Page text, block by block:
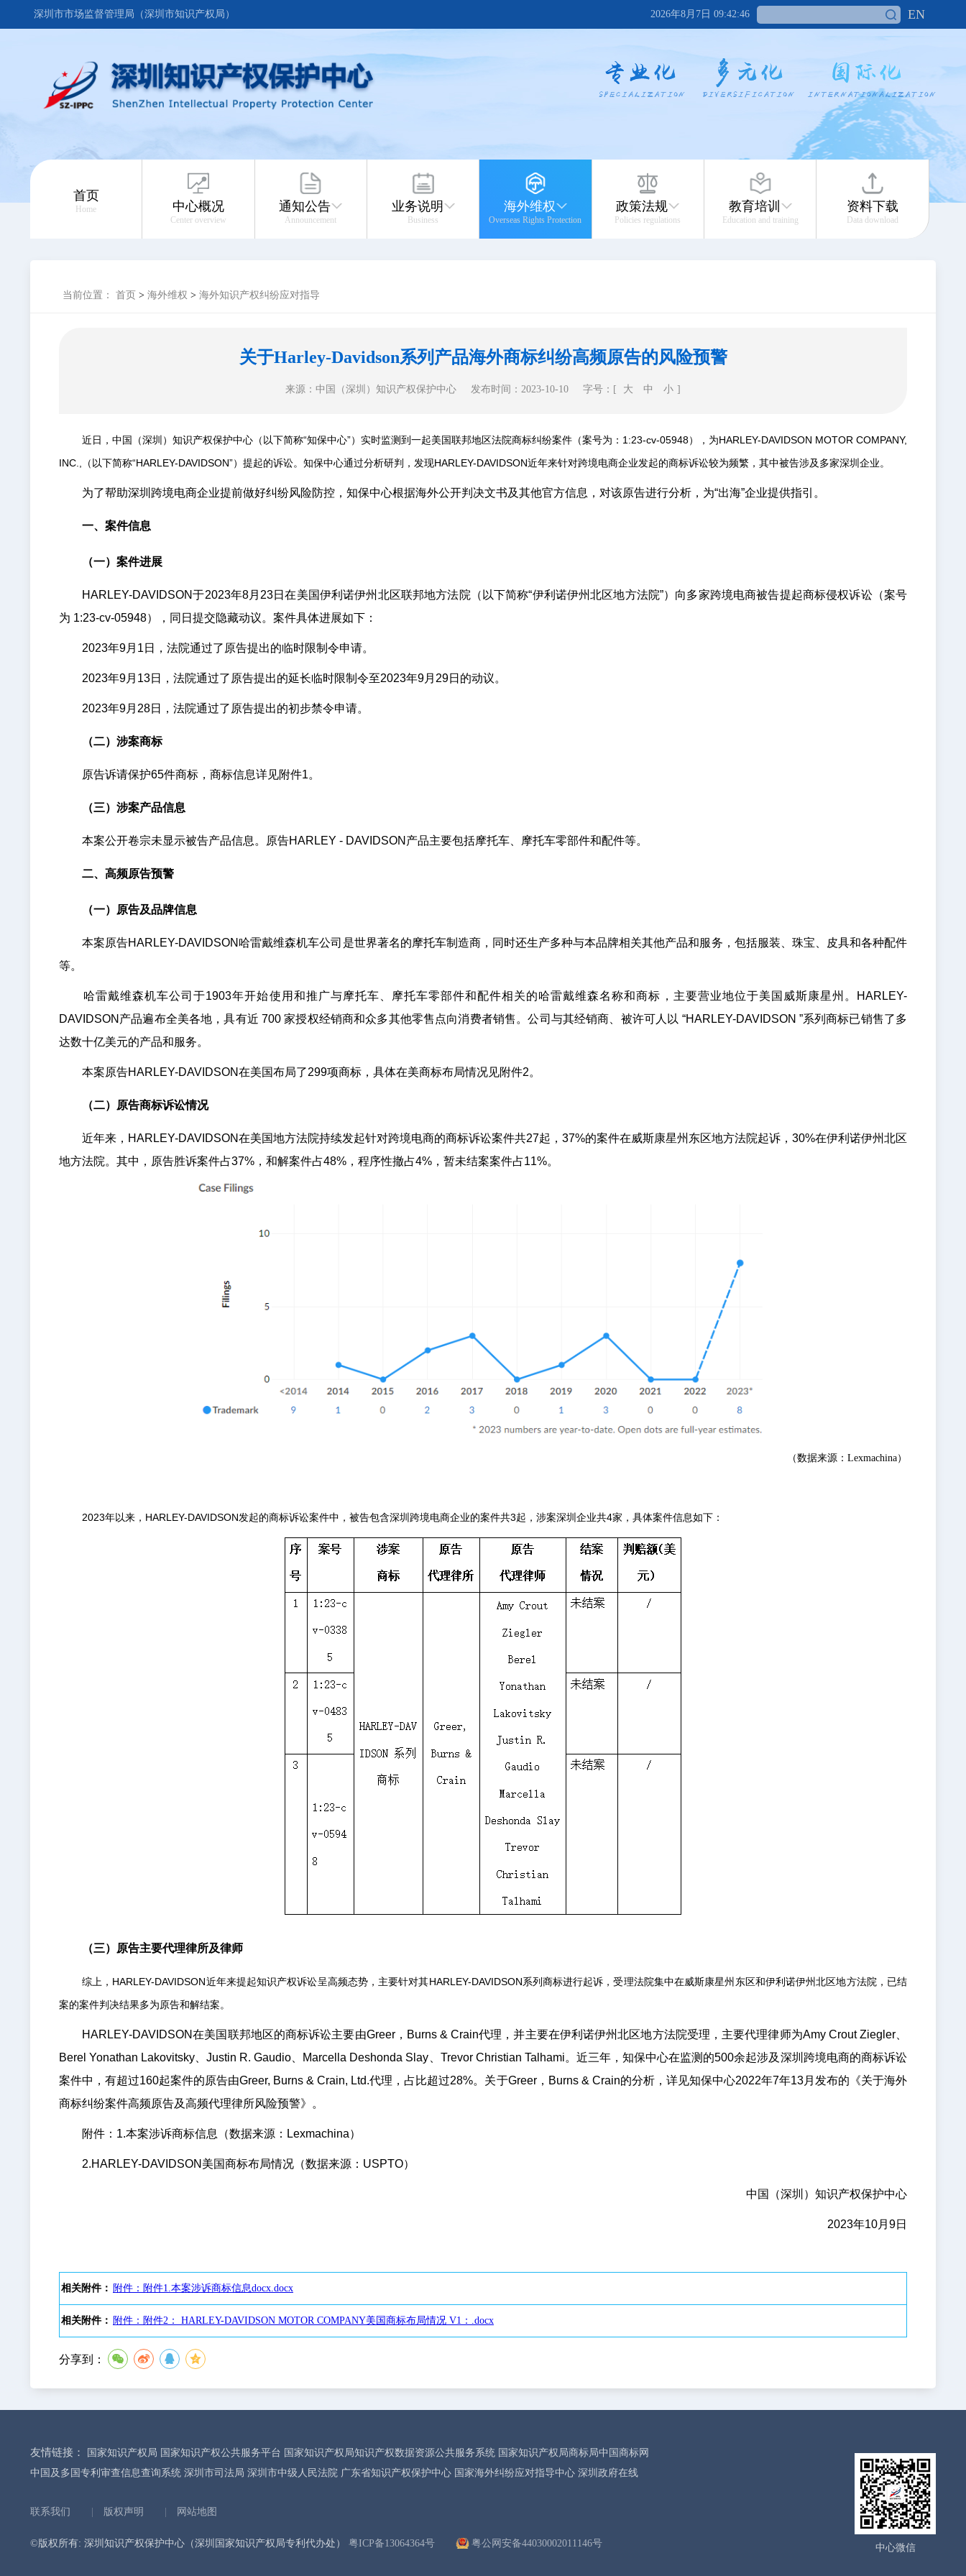
深圳市市场监督管理局（深圳市知识产权局） 2026年8月7日 09:42:47 EN
首页
Home 中心概况
Center overview
通知公告
Announcement
业务说明
Business
海外维权
Overseas Rights Protection
政策法规
Policies regulations
教育培训
Education and training
资料下载
Data download
当前位置： 首页 > 海外维权 > 海外知识产权纠纷应对指导
关于Harley-Davidson系列产品海外商标纠纷高频原告的风险预警
来源：中国（深圳）知识产权保护中心 发布时间：2023-10-10 字号：[ 大 中 小 ]
近日，中国（深圳）知识产权保护中心（以下简称“知保中心”）实时监测到一起美国联邦地区法院商标纠纷案件（案号为：1:23-cv-05948），为HARLEY-DAVIDSON MOTOR COMPANY,
INC.,（以下简称“HARLEY-DAVIDSON”）提起的诉讼。知保中心通过分析研判，发现HARLEY-DAVIDSON近年来针对跨境电商企业发起的商标诉讼较为频繁，其中被告涉及多家深圳企业。
为了帮助深圳跨境电商企业提前做好纠纷风险防控，知保中心根据海外公开判决文书及其他官方信息，对该原告进行分析，为“出海”企业提供指引。
一、案件信息
（一）案件进展
HARLEY-DAVIDSON于2023年8月23日在美国伊利诺伊州北区联邦地方法院（以下简称“伊利诺伊州北区地方法院”）向多家跨境电商被告提起商标侵权诉讼（案号
为 1:23-cv-05948），同日提交隐藏动议。案件具体进展如下：
2023年9月1日，法院通过了原告提出的临时限制令申请。
2023年9月13日，法院通过了原告提出的延长临时限制令至2023年9月29日的动议。
2023年9月28日，法院通过了原告提出的初步禁令申请。
（二）涉案商标
原告诉请保护65件商标，商标信息详见附件1。
（三） 涉案产品信息
本案公开卷宗未显示被告产品信息。原告HARLEY - DAVIDSON产品主要包括摩托车、摩托车零部件和配件等。
二、高频原告预警
（一）原告及品牌信息
本案原告HARLEY-DAVIDSON哈雷戴维森机车公司是世界著名的摩托车制造商，同时还生产多种与本品牌相关其他产品和服务，包括服装、珠宝、皮具和各种配件
等。
哈雷戴维森机车公司于1903年开始使用和推广与摩托车、摩托车零部件和配件相关的哈雷戴维森名称和商标，主要营业地位于美国威斯康星州。HARLEY-
DAVIDSON产品遍布全美各地，具有近 700 家授权经销商和众多其他零售点向消费者销售。公司与其经销商、被许可人以 “HARLEY-DAVIDSON ”系列商标已销售了多
达数十亿美元的产品和服务。
本案原告HARLEY-DAVIDSON在美国布局了299项商标，具体在美商标布局情况见附件2。
（二）原告商标诉讼情况
近年来，HARLEY-DAVIDSON在美国地方法院持续发起针对跨境电商的商标诉讼案件共27起，37%的案件在威斯康星州东区地方法院起诉，30%在伊利诺伊州北区
地方法院。其中，原告胜诉案件占37%，和解案件占48%，程序性撤占4%，暂未结案案件占11%。
（数据来源：Lexmachina）
2023年以来，HARLEY-DAVIDSON发起的商标诉讼案件中，被告包含深圳跨境电商企业的案件共3起，涉案深圳企业共4家，具体案件信息如下：
（三）原告主要代理律所及律师
综上，HARLEY-DAVIDSON近年来提起知识产权诉讼呈高频态势，主要针对其HARLEY-DAVIDSON系列商标进行起诉，受理法院集中在威斯康星州东区和伊利诺伊州北区地方法院，已结
案的案件判决结果多为原告和解结案。
HARLEY-DAVIDSON在美国联邦地区的商标诉讼主要由Greer，Burns & Crain代理，并主要在伊利诺伊州北区地方法院受理，主要代理律师为Amy Crout Ziegler、
Berel Yonathan Lakovitsky、Justin R. Gaudio、Marcella Deshonda Slay、Trevor Christian Talhami。近三年，知保中心在监测的500余起涉及深圳跨境电商的商标诉讼
案件中，有超过160起案件的原告由Greer, Burns & Crain, Ltd.代理，占比超过28%。关于Greer，Burns & Crain的分析，详见知保中心2022年7年13月发布的《关于海外
商标纠纷案件高频原告及高频代理律所风险预警》。
附件：1.本案涉诉商标信息（数据来源：Lexmachina）
2.HARLEY-DAVIDSON美国商标布局情况（数据来源：USPTO）
中国（深圳）知识产权保护中心
2023年10月9日
相关附件： 附件：附件1.本案涉诉商标信息docx.docx
相关附件： 附件：附件2： HARLEY-DAVIDSON MOTOR COMPANY美国商标布局情况 V1：.docx
分享到：
友情链接： 国家知识产权局 国家知识产权公共服务平台 国家知识产权局知识产权数据资源公共服务系统 国家知识产权局商标局中国商标网
中国及多国专利审查信息查询系统 深圳市司法局 深圳市中级人民法院 广东省知识产权保护中心 国家海外纠纷应对指导中心 深圳政府在线
联系我们 版权声明 网站地图
©版权所有: 深圳知识产权保护中心（深圳国家知识产权局专利代办处） 粤ICP备13064364号 粤公网安备44030002011146号 中心微信